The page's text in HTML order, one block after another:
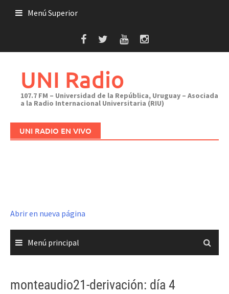
Menú Superior
UNI Radio
107.7 FM – Universidad de la República, Uruguay – Asociada
a la Radio Internacional Universitaria (RIU)
UNI RADIO EN VIVO
Abrir en nueva página
Menú principal
monteaudio21-derivación: día 4